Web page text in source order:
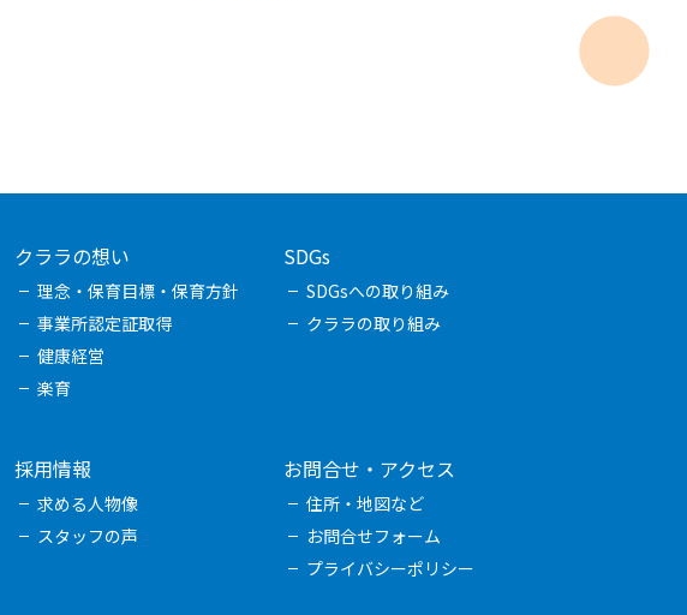
クララの想い
理念・保育目標・保育方針
事業所認定証取得
健康経営
楽育
SDGs
SDGsへの取り組み
クララの取り組み
採用情報
求める人物像
スタッフの声
お問合せ・アクセス
住所・地図など
お問合せフォーム
プライバシーポリシー